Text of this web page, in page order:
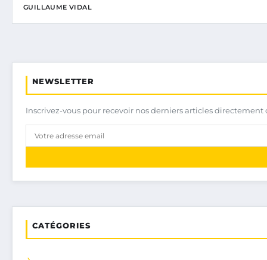
GUILLAUME VIDAL
NEWSLETTER
Inscrivez-vous pour recevoir nos derniers articles
CATÉGORIES